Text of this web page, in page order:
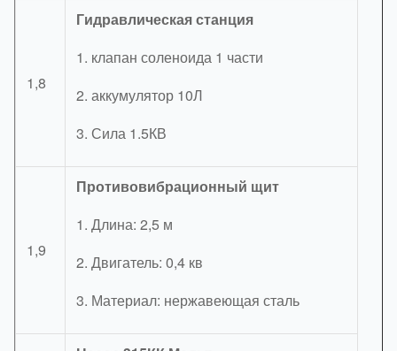
1,8
Гидравлическая станция
1. клапан соленоида 1 части
2. аккумулятор 10Л
3. Сила 1.5КВ
1,9
Противовибрационный щит
1. Длина: 2,5 м
2. Двигатель: 0,4 кв
3. Материал: нержавеющая сталь